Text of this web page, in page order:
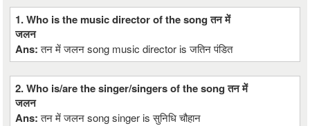
1. Who is the music director of the song तन में
जलन
Ans:तन में जलन song music director is जतिन पंडित
2. Who is/are the singer/singers of the song तन में
जलन
Ans:तन में जलन song singer is सुनिधि चौहान